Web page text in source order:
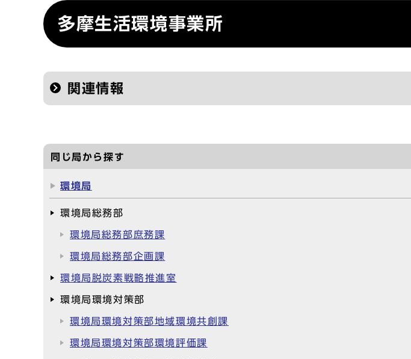
多摩生活環境事業所
関連情報
同じ局から探す
環境局
環境局総務部
環境局総務部庶務課
環境局総務部企画課
環境局脱炭素戦略推進室
環境局環境対策部
環境局環境対策部地域環境共創課
環境局環境対策部環境評価課